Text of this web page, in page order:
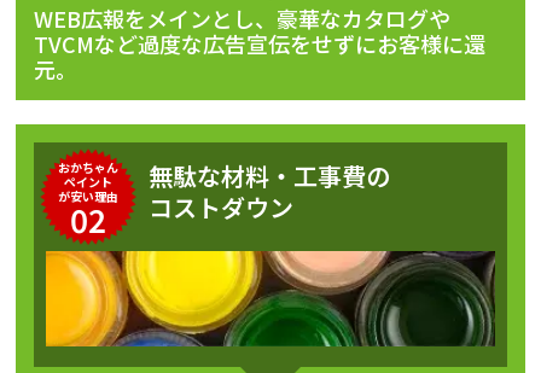
WEB広報をメインとし、豪華なカタログや
TVCMなど過度な広告宣伝をせずにお客様に還
元。
おかちゃん
ペイント
が安い理由
02
無駄な材料・工事費の
コストダウン